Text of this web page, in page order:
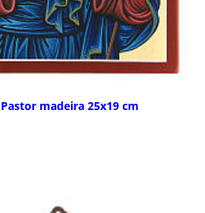
madeira 25x19 cm